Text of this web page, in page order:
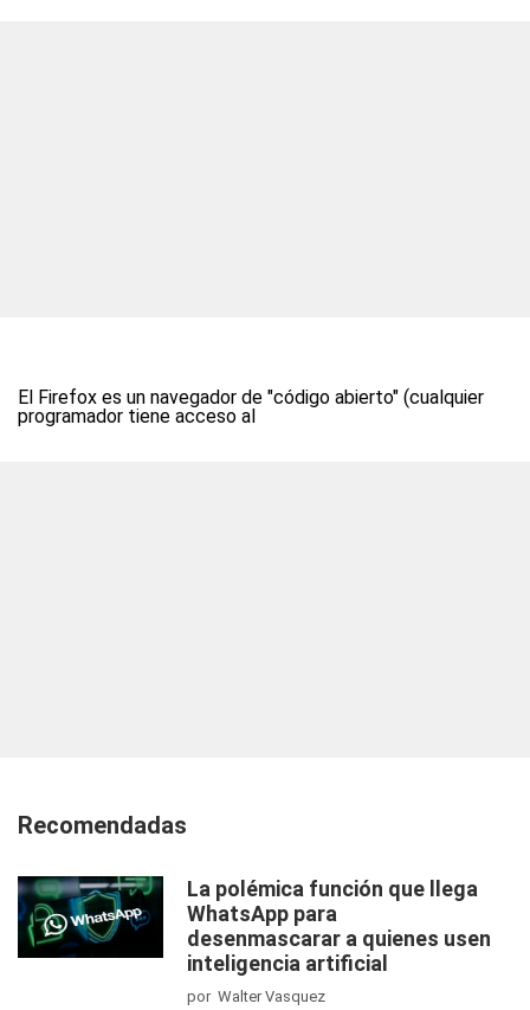
El Firefox es un navegador de "código abierto" (cualquier
programador tiene acceso al
Recomendadas
La polémica función que llega
WhatsApp para
desenmascarar a quienes usen
inteligencia artificial
por Walter Vasquez